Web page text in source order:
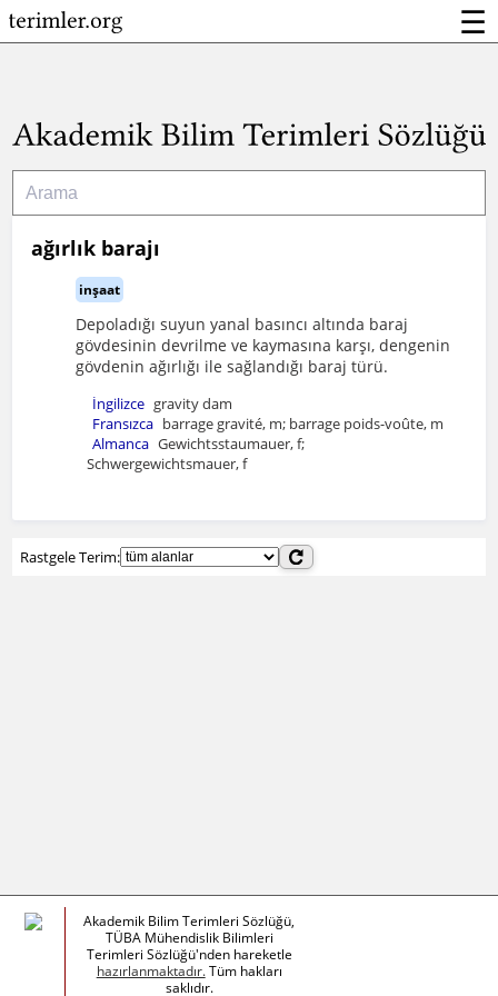
☰
ağırlık barajı
inşaat
Depoladığı suyun yanal basıncı altında baraj
gövdesinin devrilme ve kaymasına karşı, dengenin
gövdenin ağırlığı ile sağlandığı baraj türü.
İngilizce gravity dam
Fransızca barrage gravité, m; barrage poids-voûte, m
Almanca Gewichtsstaumauer, f;
Schwergewichtsmauer, f
Rastgele Terim:
Akademik Bilim Terimleri Sözlüğü,
TÜBA Mühendislik Bilimleri
Terimleri Sözlüğü'nden hareketle
hazırlanmaktadır.Tüm hakları
saklıdır.